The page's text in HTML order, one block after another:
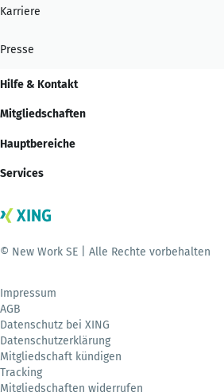
Karriere
Presse
Hilfe & Kontakt
Mitgliedschaften
Hauptbereiche
Services
© New Work SE | Alle Rechte vorbehalten
Impressum
AGB
Datenschutz bei XING
Datenschutzerklärung
Mitgliedschaft kündigen
Tracking
Mitgliedschaften widerrufen